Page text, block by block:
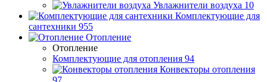
Увлажнители воздуха 10
Комплектующие для
сантехники 955
Отопление
Отопление
Комплектующие для отопления 94
Конвекторы отопления
97